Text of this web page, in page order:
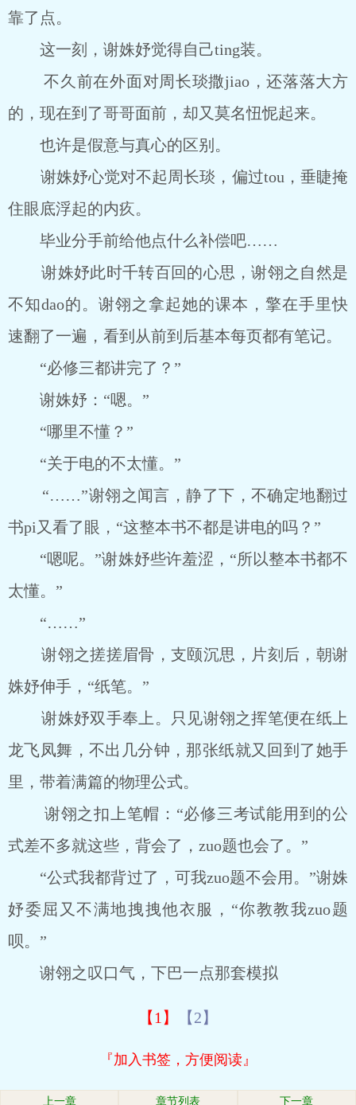
靠了点。
这一刻，谢姝妤觉得自己ting装。
不久前在外面对周长琰撒jiao，还落落大方
的，现在到了哥哥面前，却又莫名忸怩起来。
也许是假意与真心的区别。
谢姝妤心觉对不起周长琰，偏过tou，垂睫掩
住眼底浮起的内疚。
毕业分手前给他点什么补偿吧……
谢姝妤此时千转百回的心思，谢翎之自然是
不知dao的。谢翎之拿起她的课本，擎在手里快
速翻了一遍，看到从前到后基本每页都有笔记。
“必修三都讲完了？”
谢姝妤：“嗯。”
“哪里不懂？”
“关于电的不太懂。”
“……”谢翎之闻言，静了下，不确定地翻过
书pi又看了眼，“这整本书不都是讲电的吗？”
“嗯呢。”谢姝妤些许羞涩，“所以整本书都不
太懂。”
“……”
谢翎之搓搓眉骨，支颐沉思，片刻后，朝谢
姝妤伸手，“纸笔。”
谢姝妤双手奉上。只见谢翎之挥笔便在纸上
龙飞凤舞，不出几分钟，那张纸就又回到了她手
里，带着满篇的物理公式。
谢翎之扣上笔帽：“必修三考试能用到的公
式差不多就这些，背会了，zuo题也会了。”
“公式我都背过了，可我zuo题不会用。”谢姝
妤委屈又不满地拽拽他衣服，“你教教我zuo题
呗。”
谢翎之叹口气，下巴一点那套模拟
【1】 【2】
『加入书签，方便阅读』
上一章 章节列表 下一章